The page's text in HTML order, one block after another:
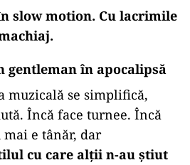
slow motion. Cu lacrimile
gentleman în apocalipsă
muzicală se simplifică,
Încă face turnee. Încă
e tânăr, dar
cu care alții n-au știut